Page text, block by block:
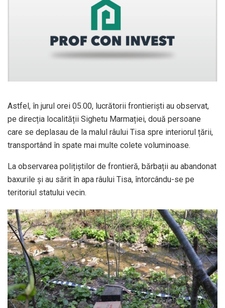
Astfel, în jurul orei 05.00, lucrătorii frontierişti au observat,
pe direcția localității Sighetu Marmației, două persoane
care se deplasau de la malul râului Tisa spre interiorul țării,
transportând în spate mai multe colete voluminoase.
La observarea polițiștilor de frontieră, bărbații au abandonat
baxurile și au sărit în apa râului Tisa, întorcându-se pe
teritoriul statului vecin.